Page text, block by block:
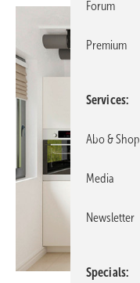
Forum
Premium
Services
Abo & Shop
Media
Newsletter
Specials